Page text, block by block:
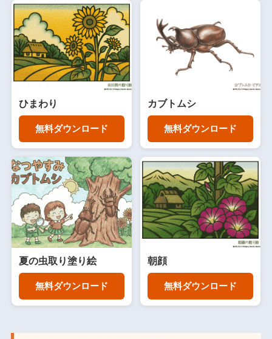
ひまわり
無料ダウンロード
カブトムシ
無料ダウンロード
夏の虫取り塗り絵
無料ダウンロード
朝顔
無料ダウンロード